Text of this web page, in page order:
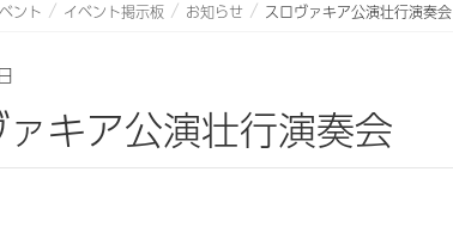
ント イベント掲示板 お知らせ スロヴァキア公演壮行演奏会
ァキア公演壮行演奏会